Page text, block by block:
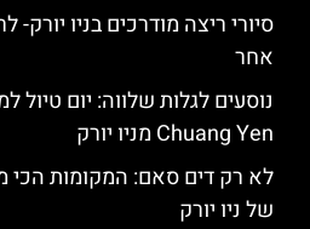
סיורי ריצה מודרכים בניו
אחר
נוסעים לגלות שלווה: יום טיול
Chuang Yen מניו יורק
לא רק דים סאם: המקומות הכי
של ניו יורק